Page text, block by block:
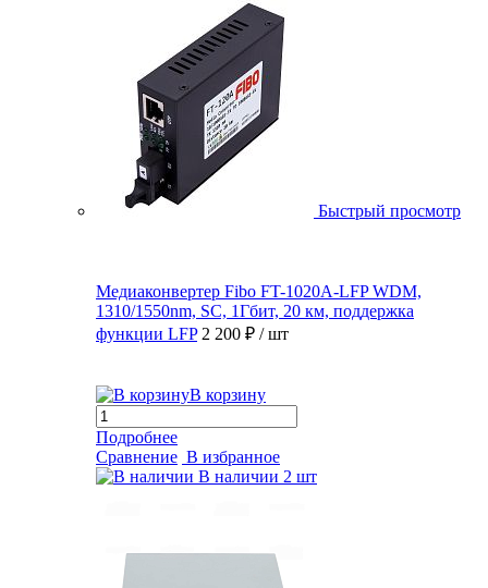
Быстрый просмотр
Медиаконвертер Fibo FT-1020A-LFP WDM,
1310/1550nm, SC, 1Гбит, 20 км, поддержка
функции LFP 2 200 ₽ / шт
В корзину
Подробнее
Сравнение В избранное
В наличии 2 шт